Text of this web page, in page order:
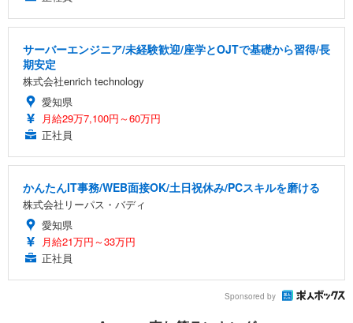
サーバーエンジニア/未経験歓迎/座学とOJTで基礎から習得/長
期安定
株式会社enrich technology
愛知県
月給29万7,100円～60万円
正社員
かんたんIT事務/WEB面接OK/土日祝休み/PCスキルを磨ける
株式会社リーパス・バディ
愛知県
月給21万円～33万円
正社員
Sponsored by